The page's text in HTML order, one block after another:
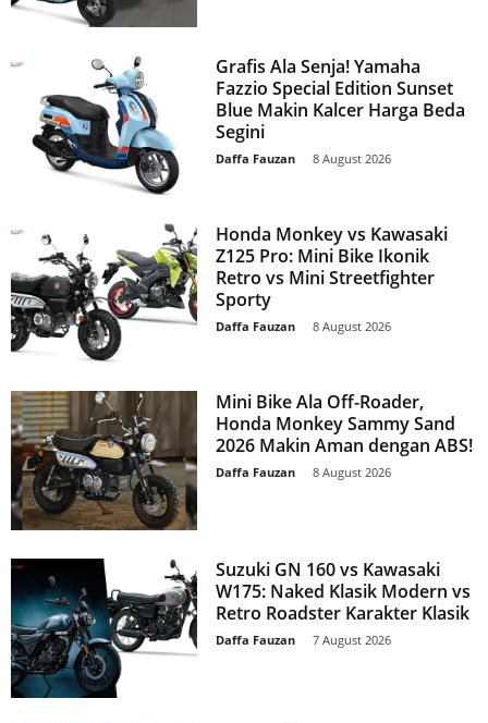
Grafis Ala Senja! Yamaha
Fazzio Special Edition Sunset
Blue Makin Kalcer Harga Beda
Segini
Daffa Fauzan 8 August 2026
Honda Monkey vs Kawasaki
Z125 Pro: Mini Bike Ikonik
Retro vs Mini Streetfighter
Sporty
Daffa Fauzan 8 August 2026
Mini Bike Ala Off-Roader,
Honda Monkey Sammy Sand
2026 Makin Aman dengan ABS!
Daffa Fauzan 8 August 2026
Suzuki GN 160 vs Kawasaki
W175: Naked Klasik Modern vs
Retro Roadster Karakter Klasik
Daffa Fauzan 7 August 2026